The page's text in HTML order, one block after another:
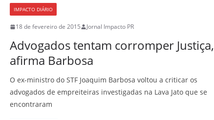
IMPACTO DIÁRIO
18 de fevereiro de 2015 Jornal Impacto PR
Advogados tentam corromper Justiça,
afirma Barbosa
O ex-ministro do STF Joaquim Barbosa voltou a criticar os
advogados de empreiteiras investigadas na Lava Jato que se
encontraram